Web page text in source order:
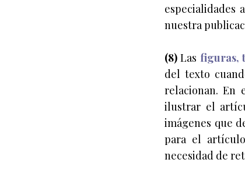
especialidades
nuestra
(8) Las figuras,
del texto
relacionan. En
ilustrar el
imágenes que
para el
necesidad de